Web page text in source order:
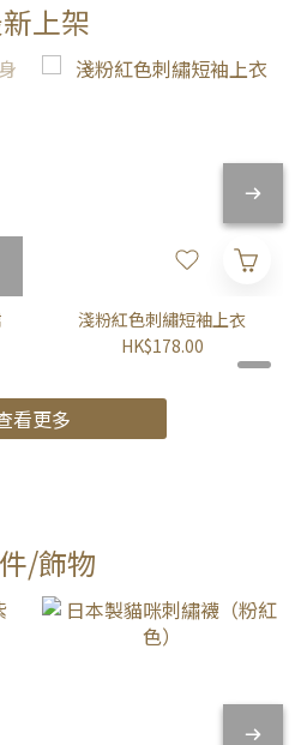
上架
淺粉紅色刺繡短袖上衣
HK$178.00
看更多
/飾物